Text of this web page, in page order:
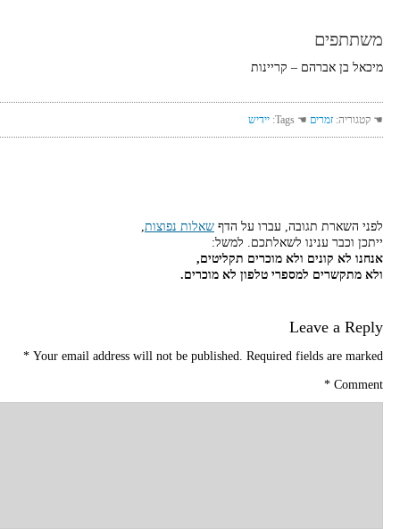
משתתפים
מיכאל בן אברהם – קריינות
☚ קטגוריה: זמרים ☚ Tags: יידיש
לפני השארת תגובה, עברו על הדף שאלות נפוצות,
ייתכן וכבר ענינו לשאלתכם. למשל:
אנחנו לא קונים ולא מוכרים תקליטים,
ולא מתקשרים למספרי טלפון לא מוכרים.
Leave a Reply
Your email address will not be published. Required fields are marked
*
Comment
*